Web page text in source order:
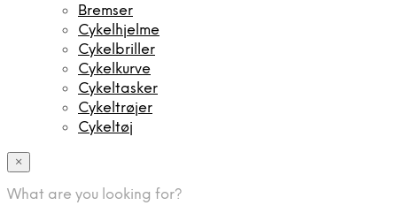
Bremser
Cykelhjelme
Cykelbriller
Cykelkurve
Cykeltasker
Cykeltrøjer
Cykeltøj
×
What are you looking for?